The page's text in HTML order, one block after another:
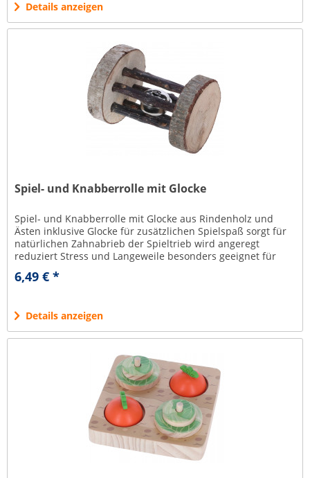
Details anzeigen
Spiel- und Knabberrolle mit Glocke
Spiel- und Knabberrolle mit Glocke aus Rindenholz und
Ästen inklusive Glocke für zusätzlichen Spielspaß sorgt für
natürlichen Zahnabrieb der Spieltrieb wird angeregt
reduziert Stress und Langeweile besonders geeignet für
alle Nagetiere L...
6,49 € *
Details anzeigen